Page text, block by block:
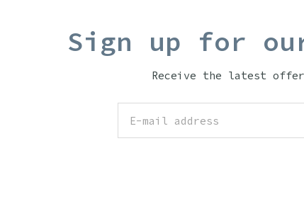
Sign up for
Receive the latest